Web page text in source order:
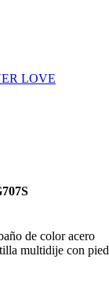
LOVE
de color acero
multidije con